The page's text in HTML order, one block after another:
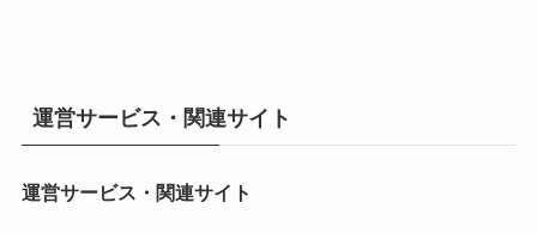
運営サービス・関連サイト
運営サービス・関連サイト